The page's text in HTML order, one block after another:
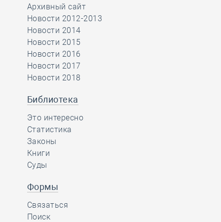
Архивный сайт
Новости 2012-2013
Новости 2014
Новости 2015
Новости 2016
Новости 2017
Новости 2018
Библиотека
Это интересно
Статистика
Законы
Книги
Суды
Формы
Связаться
Поиск